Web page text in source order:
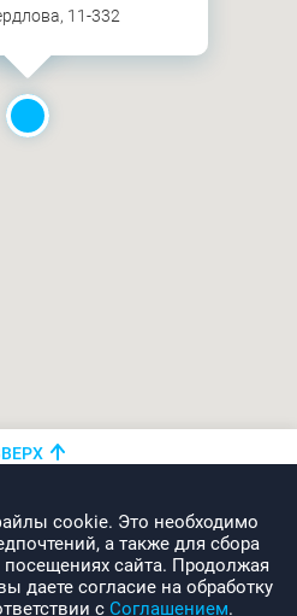
11-332
cookie. Это необходимо
а также для сбора
сайта. Продолжая
даете согласие на обработку
с Соглашением.
webcom.by